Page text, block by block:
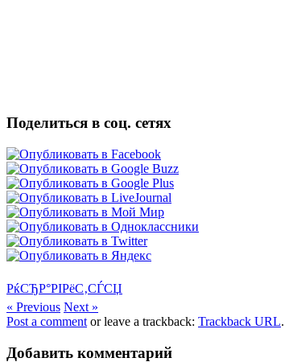
Поделиться в соц. сетях
РќСЂР°РІРёС‚СЃСЏ
« Previous Next »
Post a comment or leave a trackback: Trackback URL.
Добавить комментарий